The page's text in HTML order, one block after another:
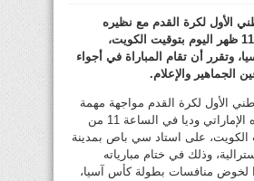
الأول لكرة القدم مع نظيره
الإماراتي الساعة 11 ظهر اليوم بتوقيت الكويت،
وتقرر أن تقام المباراة في أجواء
الجماهير والإعلام.
الأول لكرة القدم مواجهة مهمة
حينما يلتقي نظيره الإماراتي وديا في الساعة 11 من
الكويت، على استاد سي باص بمدينة
وذلك في ختام مبارياته
لخوض منافسات بطولة كأس آسيا،